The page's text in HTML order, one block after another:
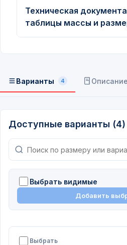
Техническая
таблицы массы и
Варианты 4 Описание
Доступные варианты (4)
Выбрать видимые
Добавить
Выбрать